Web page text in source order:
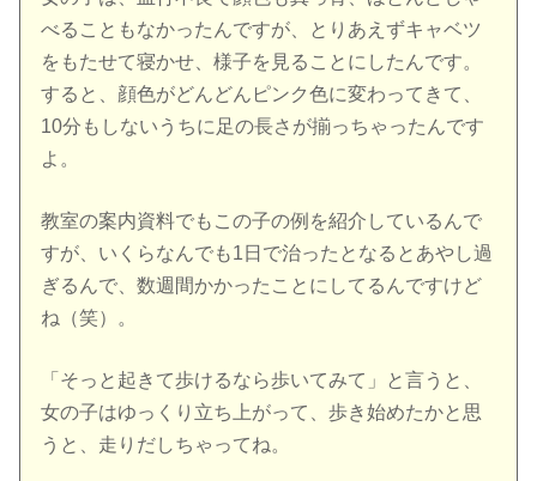
べることもなかったんですが、とりあえずキャベツ
をもたせて寝かせ、様子を見ることにしたんです。
すると、顔色がどんどんピンク色に変わってきて、
10分もしないうちに足の長さが揃っちゃったんです
よ。
教室の案内資料でもこの子の例を紹介しているんで
すが、いくらなんでも1日で治ったとなるとあやし過
ぎるんで、数週間かかったことにしてるんですけど
ね（笑）。
「そっと起きて歩けるなら歩いてみて」と言うと、
女の子はゆっくり立ち上がって、歩き始めたかと思
うと、走りだしちゃってね。